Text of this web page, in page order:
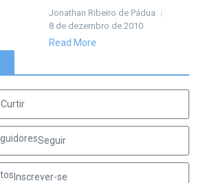
Jonathan Ribeiro de Pádua
8 de dezembro de 2010
Read More
Curtir
Seguir
Inscrever-se